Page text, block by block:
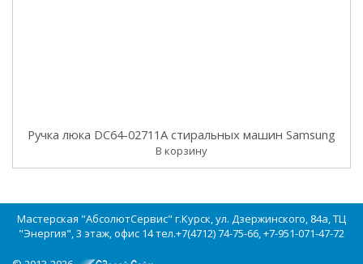
Ручка люка DC64-02711A стиральных машин Samsung
В корзину
Мастерская "АбсолютСервис" г.Курск, ул. Дзержинского, 84а, ТЦ
"Энергия", 3 этаж, офис 14 тел.+7(4712) 74-75-66, +7-951-071-47-72